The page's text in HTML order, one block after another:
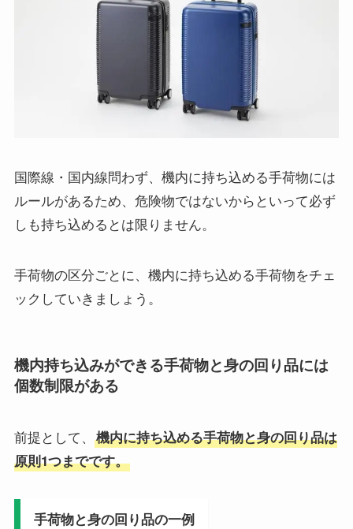
国際線・国内線問わず、機内に持ち込める手荷物には
ルールがあるため、危険物ではないからといって必ず
しも持ち込めるとは限りません。
手荷物の区分ごとに、機内に持ち込める手荷物をチェ
ックしていきましょう。
機内持ち込みができる手荷物と身の回り品には
個数制限がある
前提として、
機内に持ち込める手荷物と身の回り品は
原則1つまでです。
手荷物と身の回り品の一例